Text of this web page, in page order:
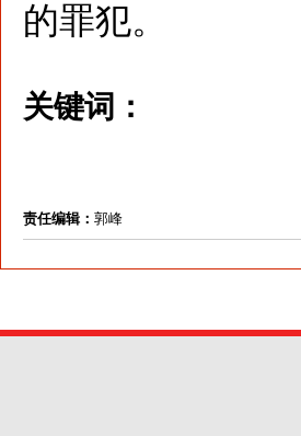
的罪犯。
关键词：
责任编辑： 郭峰